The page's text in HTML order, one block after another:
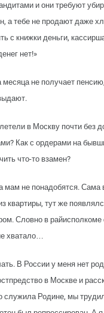
и они требуют
а тебе не продают даже
с книжки деньги,
нет!»
не получает
в Москву почти без
Как с ордерами на
что-то взамен?
мам не понадобятся. Сама
квартиры, тут же
Словно в райисполкоме
хватало…
В России у меня нет
в Москве и
служила Родине, мы